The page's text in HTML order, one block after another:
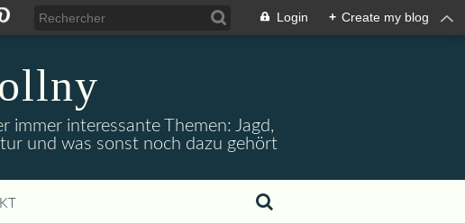
Login + Create my blog
immer interessante Themen: Jagd,
und was sonst noch dazu gehört